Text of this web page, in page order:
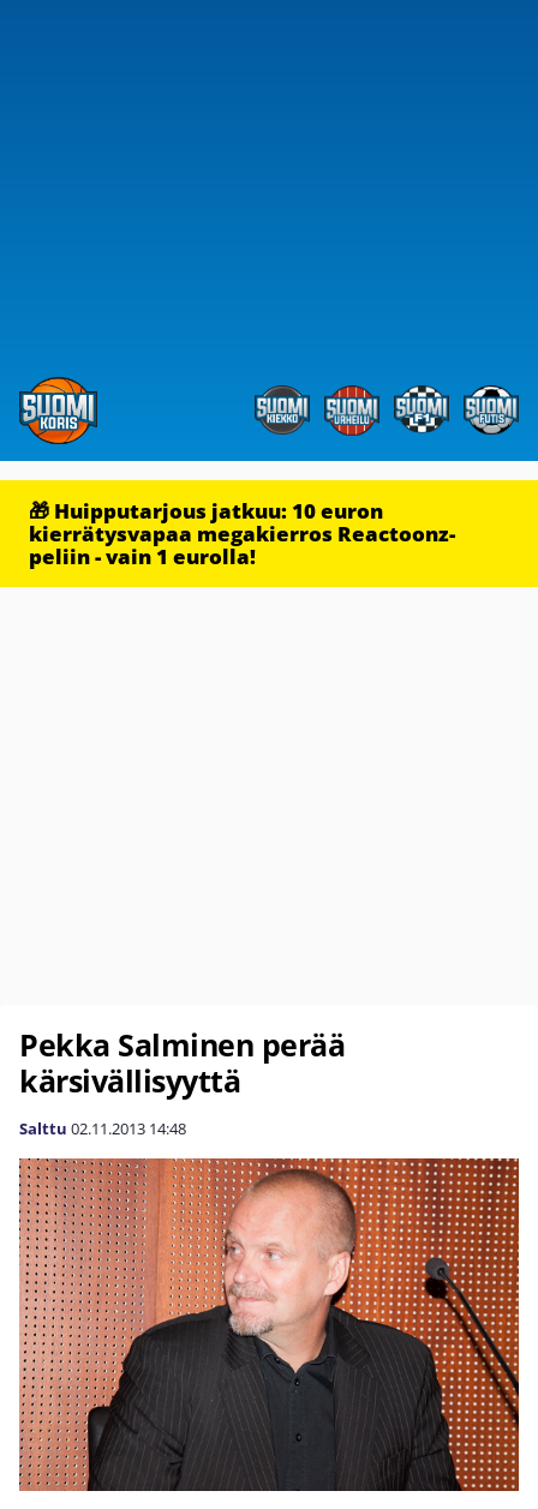
🎁 Huipputarjous jatkuu: 10 euron
kierrätysvapaa megakierros Reactoonz-
peliin - vain 1 eurolla!
Pekka Salminen perää
kärsivällisyyttä
Salttu 02.11.2013 14:48